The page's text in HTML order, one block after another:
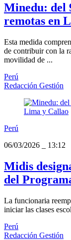
Minedu: del
remotas en
Esta medida
de contribuir con la
movilidad de ...
Perú
Redacción Gestión
Perú
06/03/2026
13:12
Midis
del
La funcionaria
iniciar las clases
Perú
Redacción Gestión